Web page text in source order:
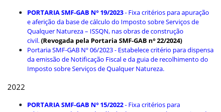
PORTARIA SMF-GAB Nº 19/2023- Fixa critérios para apuração
e aferição da base de cálculo do Imposto sobre Serviços de
Qualquer Natureza – ISSQN, nas obras de construção
civil.(Revogada pela Portaria SMF-GAB nº 22/2024)
Portaria SMF-GAB Nº 06/2023- Estabelece critério para dispensa
da emissão de Notificação Fiscal e da guia de recolhimento do
Imposto sobre Serviços de Qualquer Natureza.
2022
PORTARIA SMF-GAB Nº 15/2022- Fixa critérios para